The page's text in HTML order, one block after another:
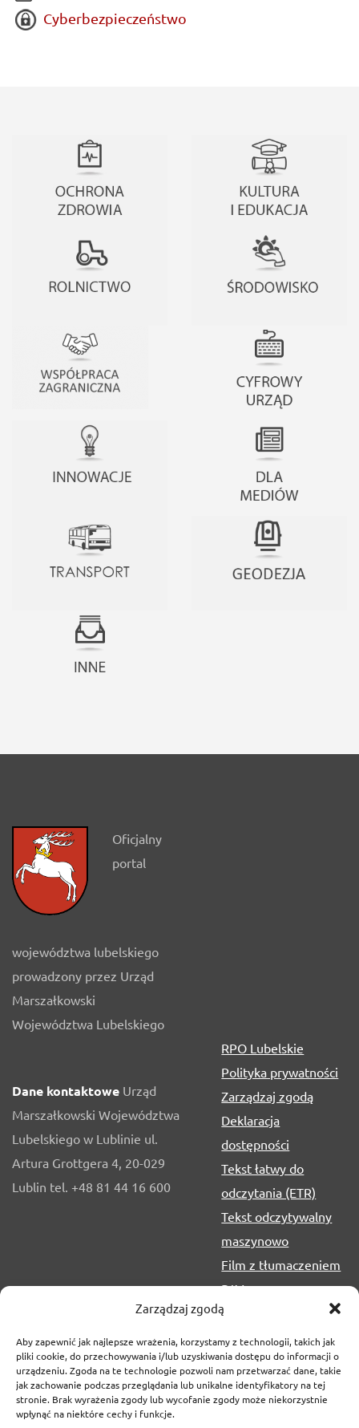
Zarządzaj zgodą
Aby zapewnić jak najlepsze wrażenia, korzystamy z technologii, takich jak
pliki cookie, do przechowywania i/lub uzyskiwania dostępu do informacji o
urządzeniu. Zgoda na te technologie pozwoli nam przetwarzać dane, takie
jak zachowanie podczas przeglądania lub unikalne identyfikatory na tej
stronie. Brak wyrażenia zgody lub wycofanie zgody może niekorzystnie
wpłynąć na niektóre cechy i funkcje.
Cyberbezpieczeństwo
Oficjalny
portal
województwa lubelskiego
prowadzony przez Urząd
Marszałkowski
Województwa Lubelskiego
Dane kontaktowe Urząd
Marszałkowski Województwa
Lubelskiego w Lublinie ul.
Artura Grottgera 4, 20-029
Lublin tel. +48 81 44 16 600
RPO Lubelskie
Polityka prywatności
Zarządzaj zgodą
Deklaracja
dostępności
Tekst łatwy do
odczytania (ETR)
Tekst odczytywalny
maszynowo
Film z tłumaczeniem
PJM